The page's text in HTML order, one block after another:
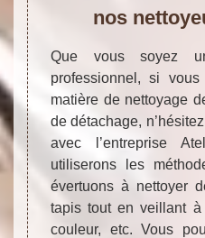
nos
Que vous soyez
professionnel, si
matière de nettoyage
de détachage,
avec l’entreprise
utiliserons les
évertuons à nettoyer
tapis tout en veillant
couleur, etc. Vous